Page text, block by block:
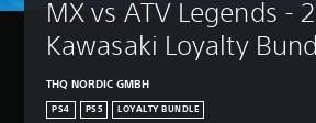
MX vs ATV Legends -
Kawasaki Loyalty
THQ NORDIC GMBH
PS4 PS5 LOYALTY BUNDLE